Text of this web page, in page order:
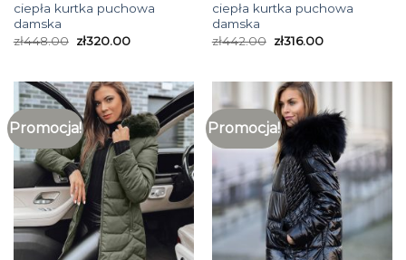
ciepła kurtka puchowa
damska
zł448.00 zł320.00
ciepła kurtka puchowa
damska
zł442.00 zł316.00
Promocja! Promocja!